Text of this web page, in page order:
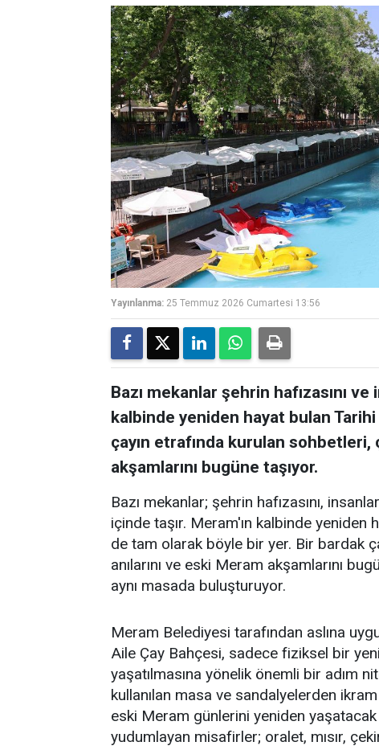
Yayınlanma: 25 Temmuz 2026 Cumartesi 13:56
Bazı mekanlar şehrin hafızasını ve
kalbinde yeniden hayat bulan
çayın etrafında kurulan sohbetleri,
akşamlarını bugüne taşıyor.
Bazı mekanlar; şehrin hafızasını,
içinde taşır. Meram'ın kalbinde
de tam olarak böyle bir yer. Bir bardak
anılarını ve eski Meram akşamlarını
aynı masada buluşturuyor.
Meram Belediyesi tarafından aslına
Aile Çay Bahçesi, sadece fiziksel bir
yaşatılmasına yönelik önemli bir adım
kullanılan masa ve sandalyelerden
eski Meram günlerini yeniden yaşatacak
yudumlayan misafirler; oralet, mısır,